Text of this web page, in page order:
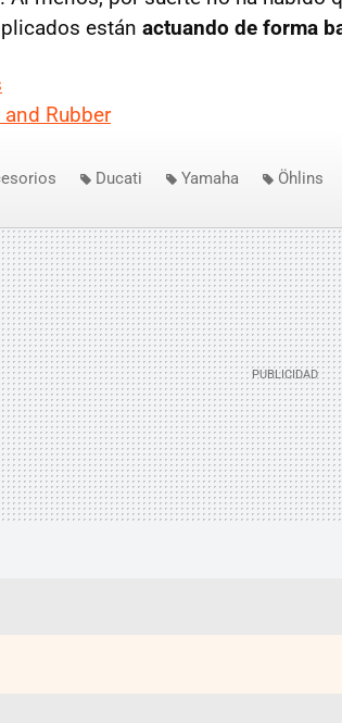
están actuando de forma
Rubber
Ducati Yamaha Öhlins